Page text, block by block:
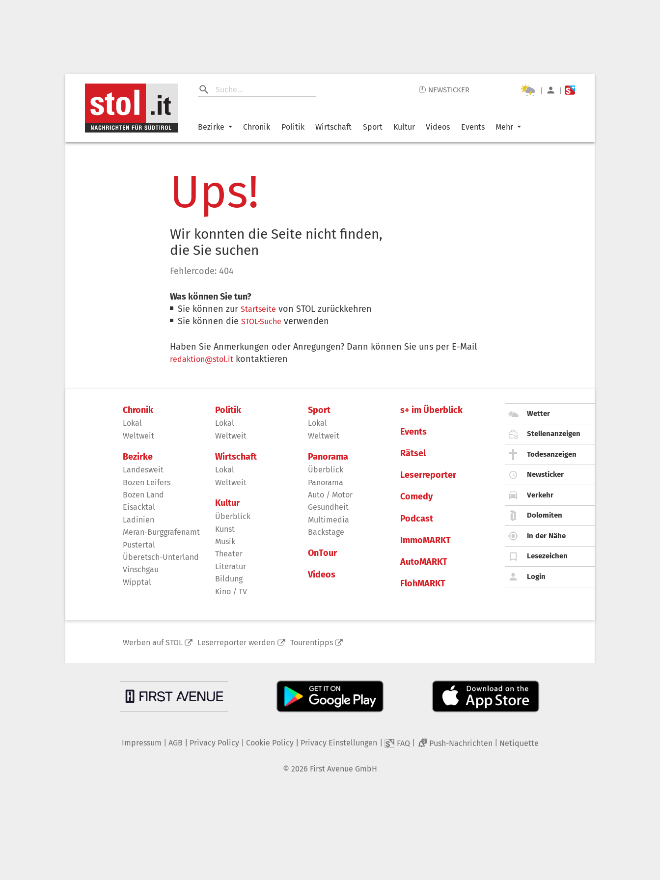
🕙 NEWSTICKER | |
Bezirke Chronik Politik Wirtschaft Sport Kultur Videos Events Mehr
Ups!
Wir konnten die Seite nicht finden,
die Sie suchen
Fehlercode: 404
Was können Sie tun?
Sie können zurStartseite von STOL zurückkehren
Sie können dieSTOL-Suche verwenden
Haben Sie Anmerkungen oder Anregungen? Dann können Sie uns per E-Mail
redaktion@stol.it kontaktieren
Chronik
Lokal
Weltweit
Bezirke
Landesweit
Bozen Leifers
Bozen Land
Eisacktal
Ladinien
Meran-Burggrafenamt
Pustertal
Überetsch-Unterland
Vinschgau
Wipptal
Politik
Lokal
Weltweit
Wirtschaft
Lokal
Weltweit
Kultur
Überblick
Kunst
Musik
Theater
Literatur
Bildung
Kino / TV
Sport
Lokal
Weltweit
Panorama
Überblick
Panorama
Auto / Motor
Gesundheit
Multimedia
Backstage
OnTour
Videos
s+ im Überblick
Events
Rätsel
Leserreporter
Comedy
Podcast
ImmoMARKT
AutoMARKT
FlohMARKT
Wetter
Stellenanzeigen
Todesanzeigen
Newsticker
Verkehr
Dolomiten
In der Nähe
Lesezeichen
Login
Werben auf STOL Leserreporter werden Tourentipps
Impressum AGB Privacy Policy| Cookie Policy| Privacy Einstellungen FAQ 2 Push-Nachrichten Netiquette
© 2026 First Avenue GmbH